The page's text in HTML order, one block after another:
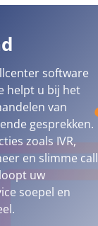
software
helpt u bij het
van
gesprekken.
zoals IVR,
en slimme call
uw
soepel en